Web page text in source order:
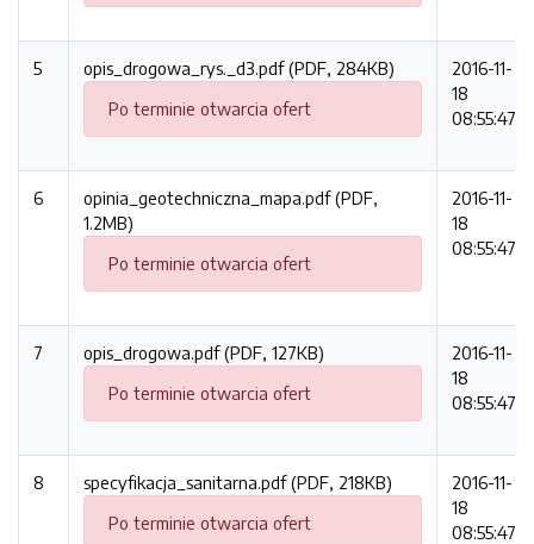
5
opis_drogowa_rys._d3.pdf (PDF, 284KB)
Po terminie otwarcia ofert
2016-11-
18
08:55:47
6
opinia_geotechniczna_mapa.pdf (PDF,
1.2MB)
Po terminie otwarcia ofert
2016-11-
18
08:55:47
7
opis_drogowa.pdf (PDF, 127KB)
Po terminie otwarcia ofert
2016-11-
18
08:55:47
8
specyfikacja_sanitarna.pdf (PDF, 218KB)
Po terminie otwarcia ofert
2016-11-
18
08:55:47